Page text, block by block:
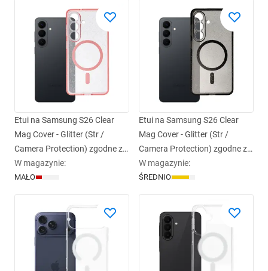
Etui na Samsung S26 Clear
Mag Cover - Glitter (Str /
Camera Protection) zgodne z
MagSafe różówy glitter
W magazynie:
MAŁO
Etui na Samsung S26 Clear
Mag Cover - Glitter (Str /
Camera Protection) zgodne z
MagSafe czarne glitter
W magazynie:
ŚREDNIO